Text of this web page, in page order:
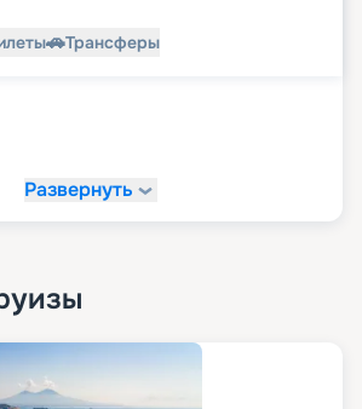
🚗Трансферы
Развернуть